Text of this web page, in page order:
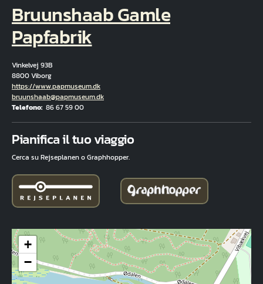
Bruunshaab Gamle
Papfabrik
Vinkelvej 93B
8800 Viborg
Hjemmeside
https://www.papmuseum.dk
E-mail
bruunshaab@papmuseum.dk
Telefono 86 67 59 00
Pianifica il tuo viaggio
Cerca su Rejseplanen o Graphhopper.
+
−